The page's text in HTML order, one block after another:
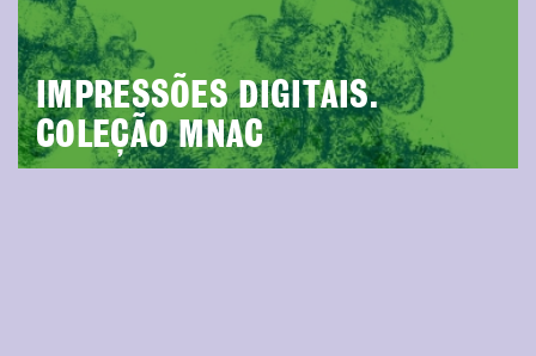
IMPRESSÕES DIGITAIS.
COLEÇÃO MNAC